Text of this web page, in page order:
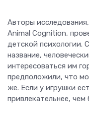
Авторы
Animal Cognition,
детской психологии.
название,
интересоваться им
предположили, что
же. Если у игрушки
привлекательнее, чем